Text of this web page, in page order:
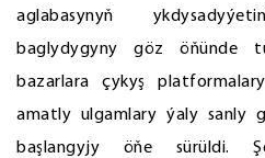
aglabasynyň
baglydygyny göz öňünde
bazarlara çykyş
amatly ulgamlary ýaly sanly
başlangyjy öňe sürüldi.